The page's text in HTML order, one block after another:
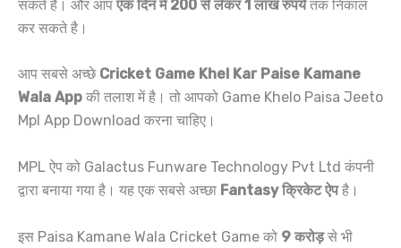
सकते है। और आप एक दिन में 200 से लेकर 1 लाख रुपयेतक निकाल
कर सकते है।
आप सबसे अच्छे Cricket Game Khel Kar Paise Kamane
Wala App की तलाश में है। तो आपको Game Khelo Paisa Jeeto
Mpl App Download करना चाहिए।
MPL ऐप को Galactus Funware Technology Pvt Ltd कंपनी
द्वारा बनाया गया है। यह एक सबसे अच्छा Fantasy क्रिकेट ऐपहै।
इस Paisa Kamane Wala Cricket Game को 9 करोड़से भी